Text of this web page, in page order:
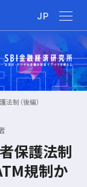
JP
制（後編）
保護法制
規制か